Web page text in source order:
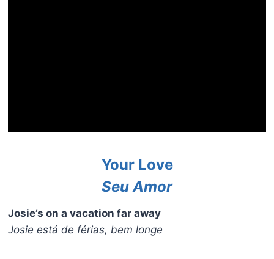
Your Love
Seu Amor
Josie’s on a vacation far away
Josie está de férias, bem longe